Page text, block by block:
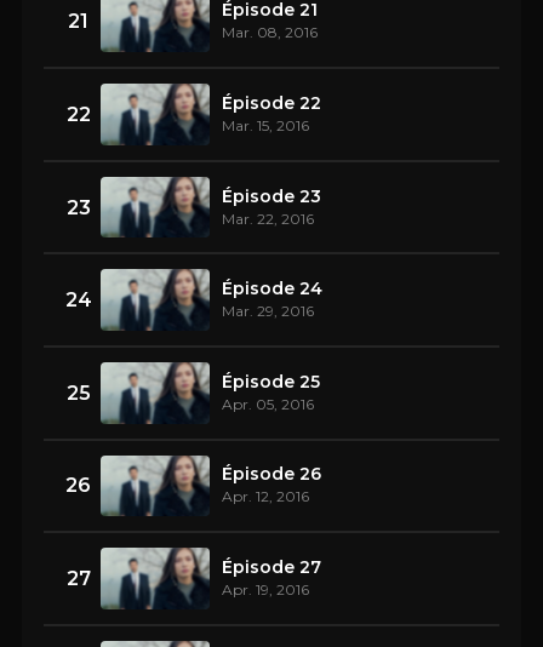
21 Épisode 21
Mar. 08, 2016
22 Épisode 22
Mar. 15, 2016
23 Épisode 23
Mar. 22, 2016
24 Épisode 24
Mar. 29, 2016
25 Épisode 25
Apr. 05, 2016
26 Épisode 26
Apr. 12, 2016
27 Épisode 27
Apr. 19, 2016